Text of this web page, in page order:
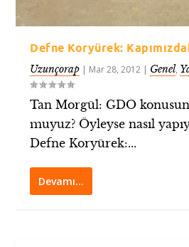
Defne Koryürek:
Uzunçorap | Mar 28, 2012 | Genel,
Tan Morgül: GDO
muyuz? Öyleyse nasıl
Defne Koryürek:...
Devamı…